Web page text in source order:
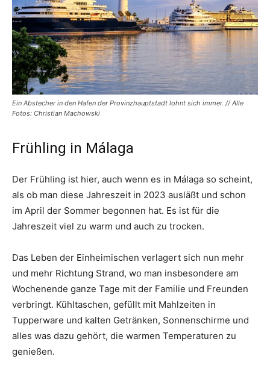
Ein Abstecher in den Hafen der Provinzhauptstadt lohnt sich immer. // Alle
Fotos: Christian Machowski
Frühling in Málaga
Der Frühling ist hier, auch wenn es in Málaga so scheint,
als ob man diese Jahreszeit in 2023 ausläßt und schon
im April der Sommer begonnen hat. Es ist für die
Jahreszeit viel zu warm und auch zu trocken.
Das Leben der Einheimischen verlagert sich nun mehr
und mehr Richtung Strand, wo man insbesondere am
Wochenende ganze Tage mit der Familie und Freunden
verbringt. Kühltaschen, gefüllt mit Mahlzeiten in
Tupperware und kalten Getränken, Sonnenschirme und
alles was dazu gehört, die warmen Temperaturen zu
genießen.